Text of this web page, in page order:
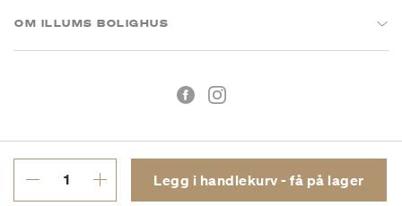
Legg i handlekurv - få på lager
OM ILLUMS BOLIGHUS